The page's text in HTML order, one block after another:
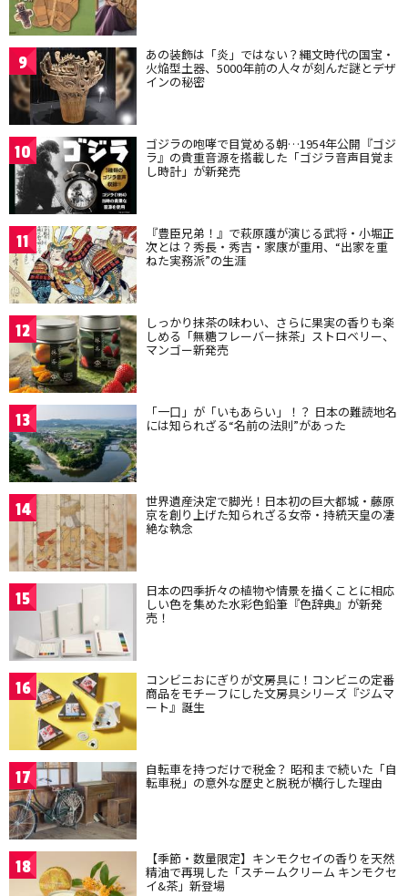
9 あの装飾は「炎」ではない？縄文時代の国宝・
火焔型土器、5000年前の人々が刻んだ謎とデザ
インの秘密
10 ゴジラの咆哮で目覚める朝…1954年公開『ゴジ
ラ』の貴重音源を搭載した「ゴジラ音声目覚ま
し時計」が新発売
11 『豊臣兄弟！』で萩原護が演じる武将・小堀正
次とは？秀長・秀吉・家康が重用、“出家を重
ねた実務派”の生涯
12 しっかり抹茶の味わい、さらに果実の香りも楽
しめる「無糖フレーバー抹茶」ストロベリー、
マンゴー新発売
13 「一口」が「いもあらい」！？ 日本の難読地名
には知られざる“名前の法則”があった
14 世界遺産決定で脚光！日本初の巨大都城・藤原
京を創り上げた知られざる女帝・持統天皇の凄
絶な執念
15 日本の四季折々の植物や情景を描くことに相応
しい色を集めた水彩色鉛筆『色辞典』が新発
売！
16 コンビニおにぎりが文房具に！コンビニの定番
商品をモチーフにした文房具シリーズ『ジムマ
ート』誕生
17 自転車を持つだけで税金？ 昭和まで続いた「自
転車税」の意外な歴史と脱税が横行した理由
18 【季節・数量限定】キンモクセイの香りを天然
精油で再現した「スチームクリーム キンモクセ
イ&茶」新登場